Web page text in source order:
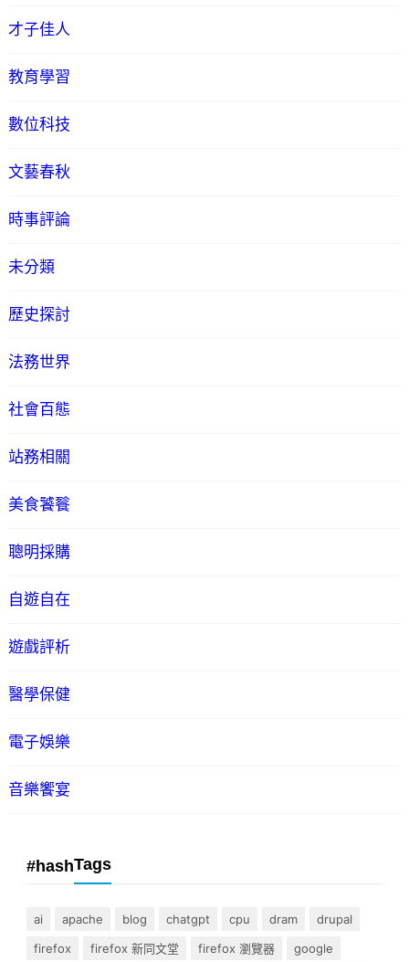
才子佳人
教育學習
數位科技
文藝春秋
時事評論
未分類
歷史探討
法務世界
社會百態
站務相關
美食饕餮
聰明採購
自遊自在
遊戲評析
醫學保健
電子娛樂
音樂饗宴
#hashTags
ai apache blog chatgpt cpu dram
drupal
firefox
firefox 新同文堂 firefox 瀏覽器
google